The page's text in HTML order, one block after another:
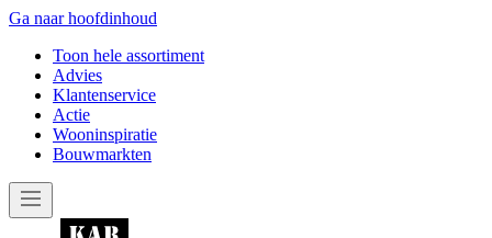
Ga naar hoofdinhoud
Toon hele assortiment
Advies
Klantenservice
Actie
Wooninspiratie
Bouwmarkten